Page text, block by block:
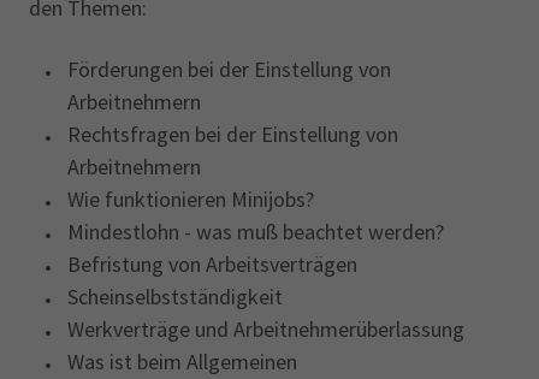
den Themen:
Förderungen bei der Einstellung von
Arbeitnehmern
Rechtsfragen bei der Einstellung von
Arbeitnehmern
Wie funktionieren Minijobs?
Mindestlohn - was muß beachtet werden?
Befristung von Arbeitsverträgen
Scheinselbstständigkeit
Werkverträge und Arbeitnehmerüberlassung
Was ist beim Allgemeinen